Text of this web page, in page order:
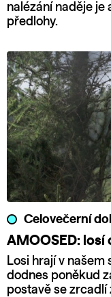
nalézání naděje
předlohy.
Celovečerní
AMOOSED: losí
Losi hrají v našem
dodnes poněkud
postavě se zrcadlí